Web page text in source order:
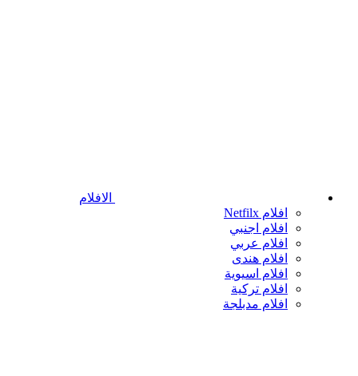
الافلام
افلام Netfilx
افلام اجنبي
افلام عربي
افلام هندى
افلام اسيوية
افلام تركية
افلام مدبلجة